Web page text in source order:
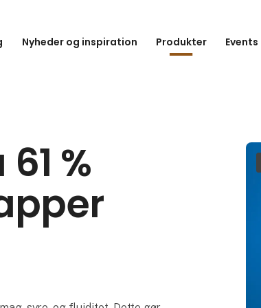
Nyheder og inspiration Produkter
%